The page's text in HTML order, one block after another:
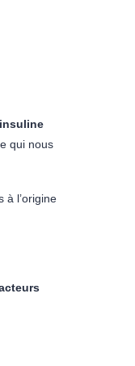
qui nous
à l’origine